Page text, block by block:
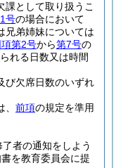
課として取り扱うこ
号の場合において
兄弟姉妹については
項第2号から第7号の
れる日数又は時間
び欠席日数のいずれ
前項の規定を準用
者の通知をしよう
を教育委員会に提